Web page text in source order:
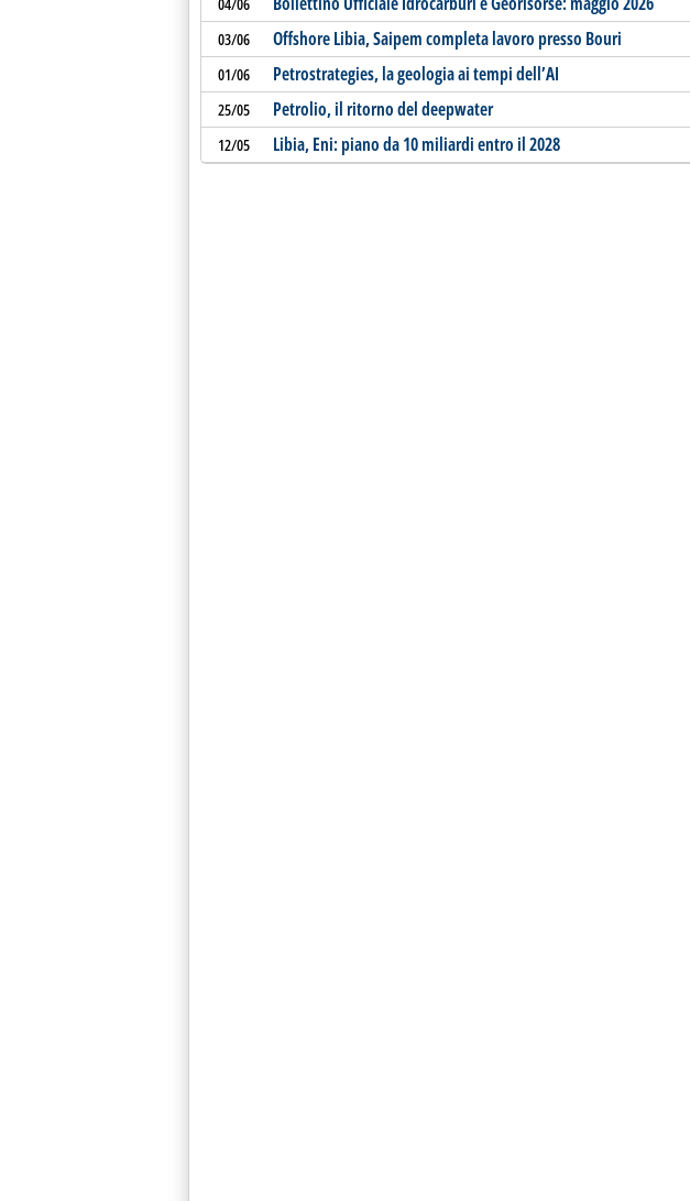
03/06 Offshore Libia, Saipem completa lavoro presso Bouri
01/06 Petrostrategies, la geologia ai tempi dell’AI
25/05 Petrolio, il ritorno del deepwater
12/05 Libia, Eni: piano da 10 miliardi entro il 2028